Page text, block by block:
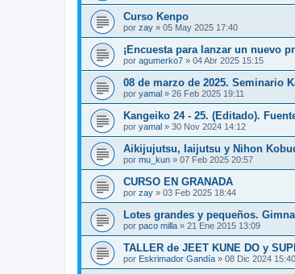
Curso Kenpo
por zay » 05 May 2025 17:40
¡Encuesta para lanzar un nuevo
por agumerko7 » 04 Abr 2025 15:15
08 de marzo de 2025. Seminario
por yamal » 26 Feb 2025 19:11
Kangeiko 24 - 25. (Editado).
por yamal » 30 Nov 2024 14:12
Aikijujutsu, Iaijutsu y Nihon
por mu_kun » 07 Feb 2025 20:57
CURSO EN GRANADA
por zay » 03 Feb 2025 18:44
Lotes grandes y pequeños.
por paco milla » 21 Ene 2015 13:09
TALLER de JEET KUNE DO y
por Eskrimador Gandía » 08 Dic 2024 15:40